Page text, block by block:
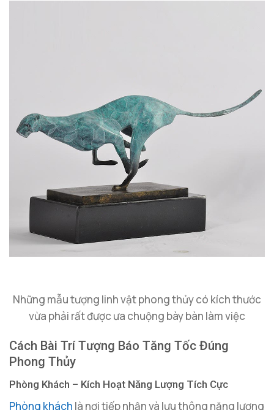
Những mẫu tượng linh vật phong thủy có kích thước
vừa phải rất được ưa chuộng bày bàn làm việc
Cách Bài Trí Tượng Báo Tăng Tốc Đúng
Phong Thủy
Phòng Khách – Kích Hoạt Năng Lượng Tích Cực
Phòng khách là nơi tiếp nhận và lưu thông năng lượng